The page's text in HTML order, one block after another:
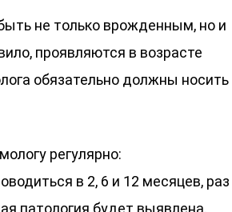
не только врожденным, но и
проявляются в возрасте
обязательно должны носить
регулярно:
в 2, 6 и 12 месяцев, раз
патология будет выявлена,